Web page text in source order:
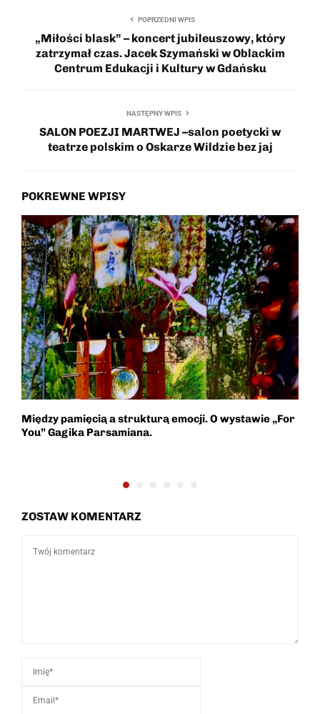
POPRZEDNI WPIS
„Miłości blask” – koncert jubileuszowy, który
zatrzymał czas. Jacek Szymański w Oblackim
Centrum Edukacji i Kultury w Gdańsku
NASTĘPNY WPIS
SALON POEZJI MARTWEJ –salon poetycki w
teatrze polskim o Oskarze Wildzie bez jaj
POKREWNE WPISY
Między pamięcią a strukturą emocji. O wystawie „For
You” Gagika Parsamiana.
ZOSTAW KOMENTARZ